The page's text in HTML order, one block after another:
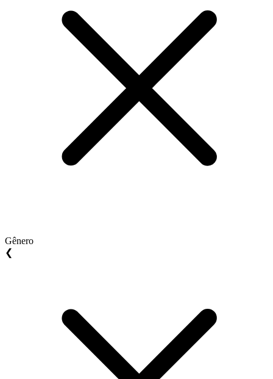
Gênero
❮